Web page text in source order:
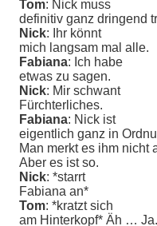
Tom: Nick muss
definitiv ganz dringend
Nick: Ihr könnt
mich langsam mal alle.
Fabiana: Ich habe
etwas zu sagen.
Nick: Mir schwant
Fürchterliches.
Fabiana: Nick ist
eigentlich ganz in
Man merkt es ihm nicht
Aber es ist so.
Nick: *starrt
Fabiana an*
Tom: *kratzt sich
am Hinterkopf* Äh …